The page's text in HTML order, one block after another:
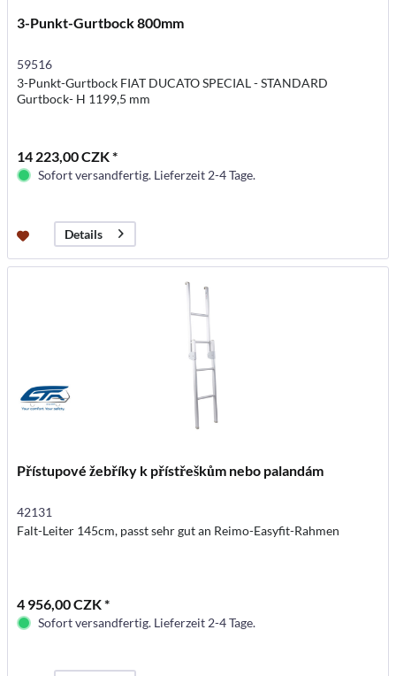
3-Punkt-Gurtbock 800mm
59516
3-Punkt-Gurtbock FIAT DUCATO SPECIAL - STANDARD
Gurtbock- H 1199,5 mm
14 223,00 CZK *
Sofort versandfertig. Lieferzeit 2-4 Tage.
Details
Přístupové žebříky k přístřeškům nebo palandám
42131
Falt-Leiter 145cm, passt sehr gut an Reimo-Easyfit-Rahmen
4 956,00 CZK *
Sofort versandfertig. Lieferzeit 2-4 Tage.